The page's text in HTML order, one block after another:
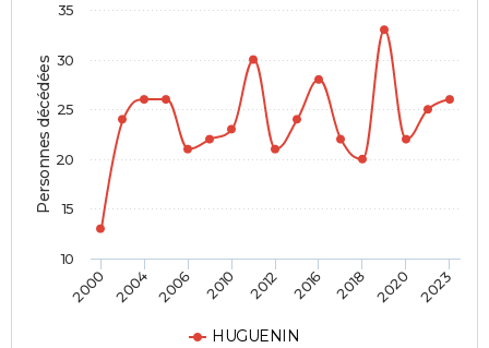
Personnes décédées
HUGUENIN
2000 2004 2006 2010 2012 2016 2018 2020 2023
10
15
20
25
30
35